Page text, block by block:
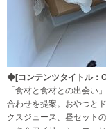
◆[コンテンツタイトル：
「食材と食材との出会い
合わせを提案。おやつと
クスジュース、昼セット